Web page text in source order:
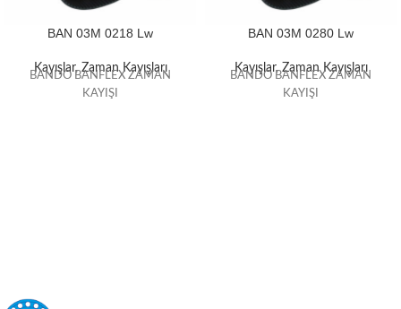
BAN 03M 0218 Lw
Kayışlar,Zaman Kayışları
BANDO BANFLEX ZAMAN
KAYIŞI
BAN 03M 0280 Lw
Kayışlar,Zaman Kayışları
BANDO BANFLEX ZAMAN
KAYIŞI